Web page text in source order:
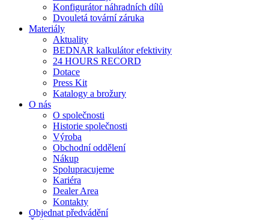
Konfigurátor náhradních dílů
Dvouletá tovární záruka
Materiály
Aktuality
BEDNAR kalkulátor efektivity
24 HOURS RECORD
Dotace
Press Kit
Katalogy a brožury
O nás
O společnosti
Historie společnosti
Výroba
Obchodní oddělení
Nákup
Spolupracujeme
Kariéra
Dealer Area
Kontakty
Objednat předvádění